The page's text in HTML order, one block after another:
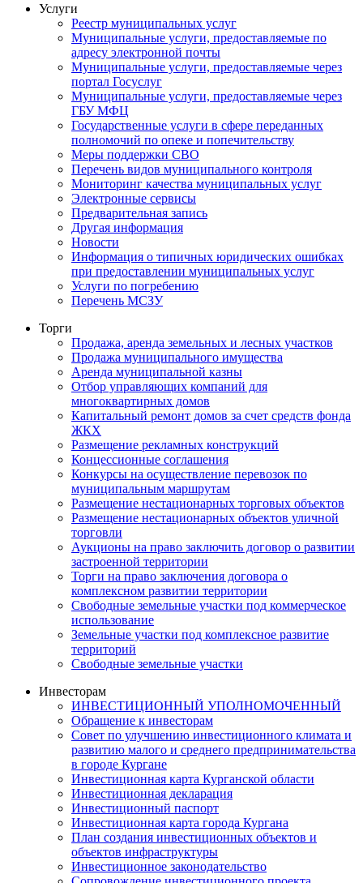
Услуги
Реестр муниципальных услуг
Муниципальные услуги, предоставляемые по
адресу электронной почты
Муниципальные услуги, предоставляемые через
портал Госуслуг
Муниципальные услуги, предоставляемые через
ГБУ МФЦ
Государственные услуги в сфере переданных
полномочий по опеке и попечительству
Меры поддержки СВО
Перечень видов муниципального контроля
Мониторинг качества муниципальных услуг
Электронные сервисы
Предварительная запись
Другая информация
Новости
Информация о типичных юридических ошибках
при предоставлении муниципальных услуг
Услуги по погребению
Перечень МСЗУ
Торги
Продажа, аренда земельных и лесных участков
Продажа муниципального имущества
Аренда муниципальной казны
Отбор управляющих компаний для
многоквартирных домов
Капитальный ремонт домов за счет средств фонда
ЖКХ
Размещение рекламных конструкций
Концессионные соглашения
Конкурсы на осуществление перевозок по
муниципальным маршрутам
Размещение нестационарных торговых объектов
Размещение нестационарных объектов уличной
торговли
Аукционы на право заключить договор о развитии
застроенной территории
Торги на право заключения договора о
комплексном развитии территории
Свободные земельные участки под коммерческое
использование
Земельные участки под комплексное развитие
территорий
Свободные земельные участки
Инвесторам
ИНВЕСТИЦИОННЫЙ УПОЛНОМОЧЕННЫЙ
Обращение к инвесторам
Совет по улучшению инвестиционного климата и
развитию малого и среднего предпринимательства
в городе Кургане
Инвестиционная карта Курганской области
Инвестиционная декларация
Инвестиционный паспорт
Инвестиционная карта города Кургана
План создания инвестиционных объектов и
объектов инфраструктуры
Инвестиционное законодательство